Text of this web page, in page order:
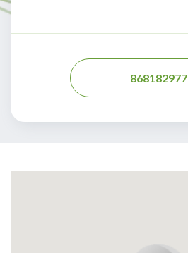
868182977